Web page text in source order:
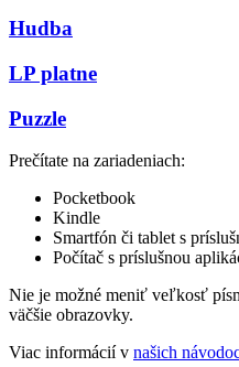
Hudba
LP platne
Puzzle
Prečítate na zariadeniach:
Pocketbook
Kindle
Smartfón či tablet s
Počítač s príslušnou
Nie je možné meniť veľkosť
väčšie obrazovky.
Viac informácií v našich